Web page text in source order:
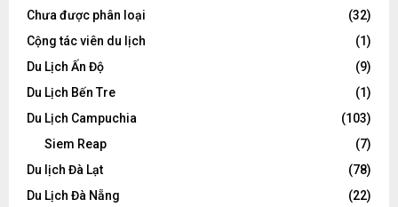
Chưa được phân loại
(32)
Cộng tác viên du lịch
(1)
Du Lịch Ấn Độ
(9)
Du Lịch Bến Tre
(1)
Du Lịch Campuchia
(103)
Siem Reap
(7)
Du lịch Đà Lạt
(78)
Du Lịch Đà Nẵng
(22)